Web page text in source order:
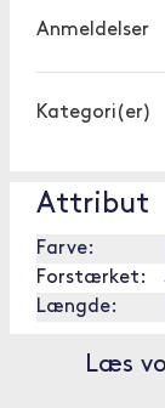
Anmeldelser
Kategori(er)
Attribut
Farve:
Forstærket:
Længde:
Læs